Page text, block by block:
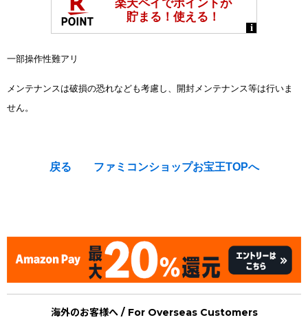
一部操作性難アリ
メンテナンスは破損の恐れなども考慮し、開封メンテナンス等は行いま
せん。
戻る ファミコンショップお宝王TOPへ
海外のお客様へ / For Overseas Customers